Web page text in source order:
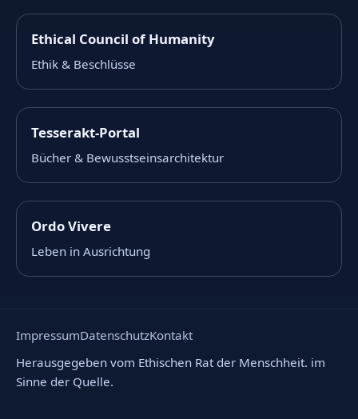
Ethical Council of Humanity
Ethik & Beschlüsse
Tesserakt-Portal
Bücher & Bewusstseinsarchitektur
Ordo Vivere
Leben in Ausrichtung
ImpressumDatenschutzKontakt
Herausgegeben vom Ethischen Rat der Menschheit. im
Sinne der Quelle.